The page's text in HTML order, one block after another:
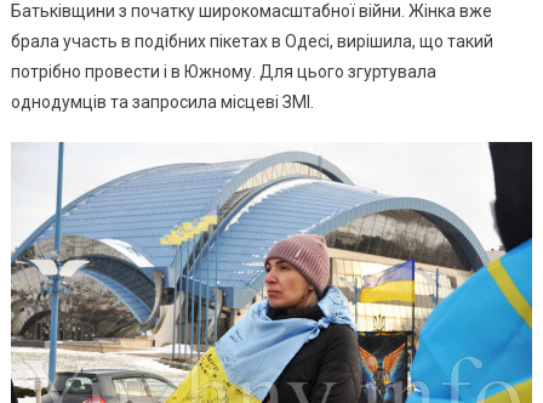
Батьківщини з початку широкомасштабної війни. Жінка вже
брала участь в подібних пікетах в Одесі, вирішила, що такий
потрібно провести і в Южному. Для цього згуртувала
однодумців та запросила місцеві ЗМІ.